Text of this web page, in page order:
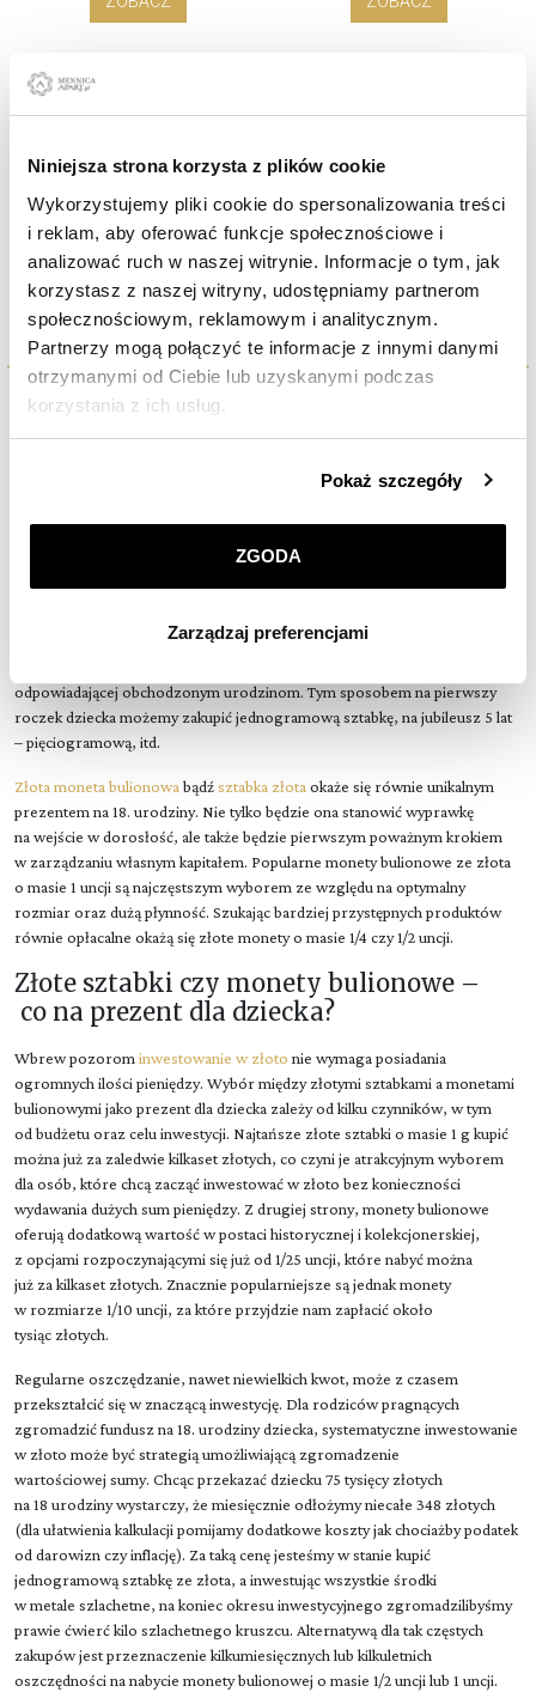
Niniejsza strona korzysta z plików cookie
Wykorzystujemy pliki cookie do spersonalizowania treści
i reklam, aby oferować funkcje społecznościowe i
analizować ruch w naszej witrynie. Informacje o tym, jak
korzystasz z naszej witryny, udostępniamy partnerom
społecznościowym, reklamowym i analitycznym.
Partnerzy mogą połączyć te informacje z innymi danymi
otrzymanymi od Ciebie lub uzyskanymi podczas
korzystania z ich usług.
przez nas plików cookie znajdziesz wPolityce
prywatności.
korzystamy. Możesz również wybrać jaki rodzaj plików
Zarządzaj preferencjami. W każdej chwili możesz
dokonać zmiany wybranych przez Ciebie plików cookie.
Pokaż szczegóły
ZGODA
Zarządzaj preferencjami
Profesor Dumbledore 1/4oz
Proof
ZOBACZ
Dinosaurs: Iconic Specimens
- Tyrannosaurus 1/4oz Proof
ZOBACZ
Złoto dla dzieci – na jaką okazję?
momentów w jego życiu, takich jak komunia czy urodziny.
jest nie tylko przystępnym finansowo gestem, ale w przeciwieństwie
do zabawek, czy nawet pieniędzy, niesie ona ze sobą wyjątkową wartość,
bezcenny nawyk oszczędzania i szacunku do pieniądza.
odpowiadającej obchodzonym urodzinom. Tym sposobem na pierwszy
roczek dziecka możemy zakupić jednogramową sztabkę, na jubileusz 5 lat
– pięciogramową, itd.
Złota moneta bulionowabądźsztabka złotaokaże się równie unikalnym
prezentem na 18. urodziny. Nie tylko będzie ona stanowić wyprawkę
na wejście w dorosłość, ale także będzie pierwszym poważnym krokiem
w zarządzaniu własnym kapitałem. Popularne monety bulionowe ze złota
o masie 1 uncji są najczęstszym wyborem ze względu na optymalny
rozmiar oraz dużą płynność. Szukając bardziej przystępnych produktów
równie opłacalne okażą się złote monety o masie 1/4 czy 1/2 uncji.
Złote sztabki czy monety bulionowe –
co na prezent dla dziecka?
Wbrew pozorominwestowanie w złoto nie wymaga posiadania
ogromnych ilości pieniędzy. Wybór między złotymi sztabkami a monetami
bulionowymi jako prezent dla dziecka zależy od kilku czynników, w tym
od budżetu oraz celu inwestycji. Najtańsze złote sztabki o masie 1 g kupić
można już za zaledwie kilkaset złotych, co czyni je atrakcyjnym wyborem
dla osób, które chcą zacząć inwestować w złoto bez konieczności
wydawania dużych sum pieniędzy. Z drugiej strony, monety bulionowe
oferują dodatkową wartość w postaci historycznej i kolekcjonerskiej,
z opcjami rozpoczynającymi się już od 1/25 uncji, które nabyć można
już za kilkaset złotych. Znacznie popularniejsze są jednak monety
w rozmiarze 1/10 uncji, za które przyjdzie nam zapłacić około
tysiąc złotych.
Regularne oszczędzanie, nawet niewielkich kwot, może z czasem
przekształcić się w znaczącą inwestycję. Dla rodziców pragnących
zgromadzić fundusz na 18. urodziny dziecka, systematyczne inwestowanie
w złoto może być strategią umożliwiającą zgromadzenie
wartościowej sumy. Chcąc przekazać dziecku 75 tysięcy złotych
na 18 urodziny wystarczy, że miesięcznie odłożymy niecałe 348 złotych
(dla ułatwienia kalkulacji pomijamy dodatkowe koszty jak chociażby podatek
od darowizn czy inflację). Za taką cenę jesteśmy w stanie kupić
jednogramową sztabkę ze złota, a inwestując wszystkie środki
w metale szlachetne, na koniec okresu inwestycyjnego zgromadzilibyśmy
prawie ćwierć kilo szlachetnego kruszcu. Alternatywą dla tak częstych
zakupów jest przeznaczenie kilkumiesięcznych lub kilkuletnich
oszczędności na nabycie monety bulionowej o masie 1/2 uncji lub 1 uncji.